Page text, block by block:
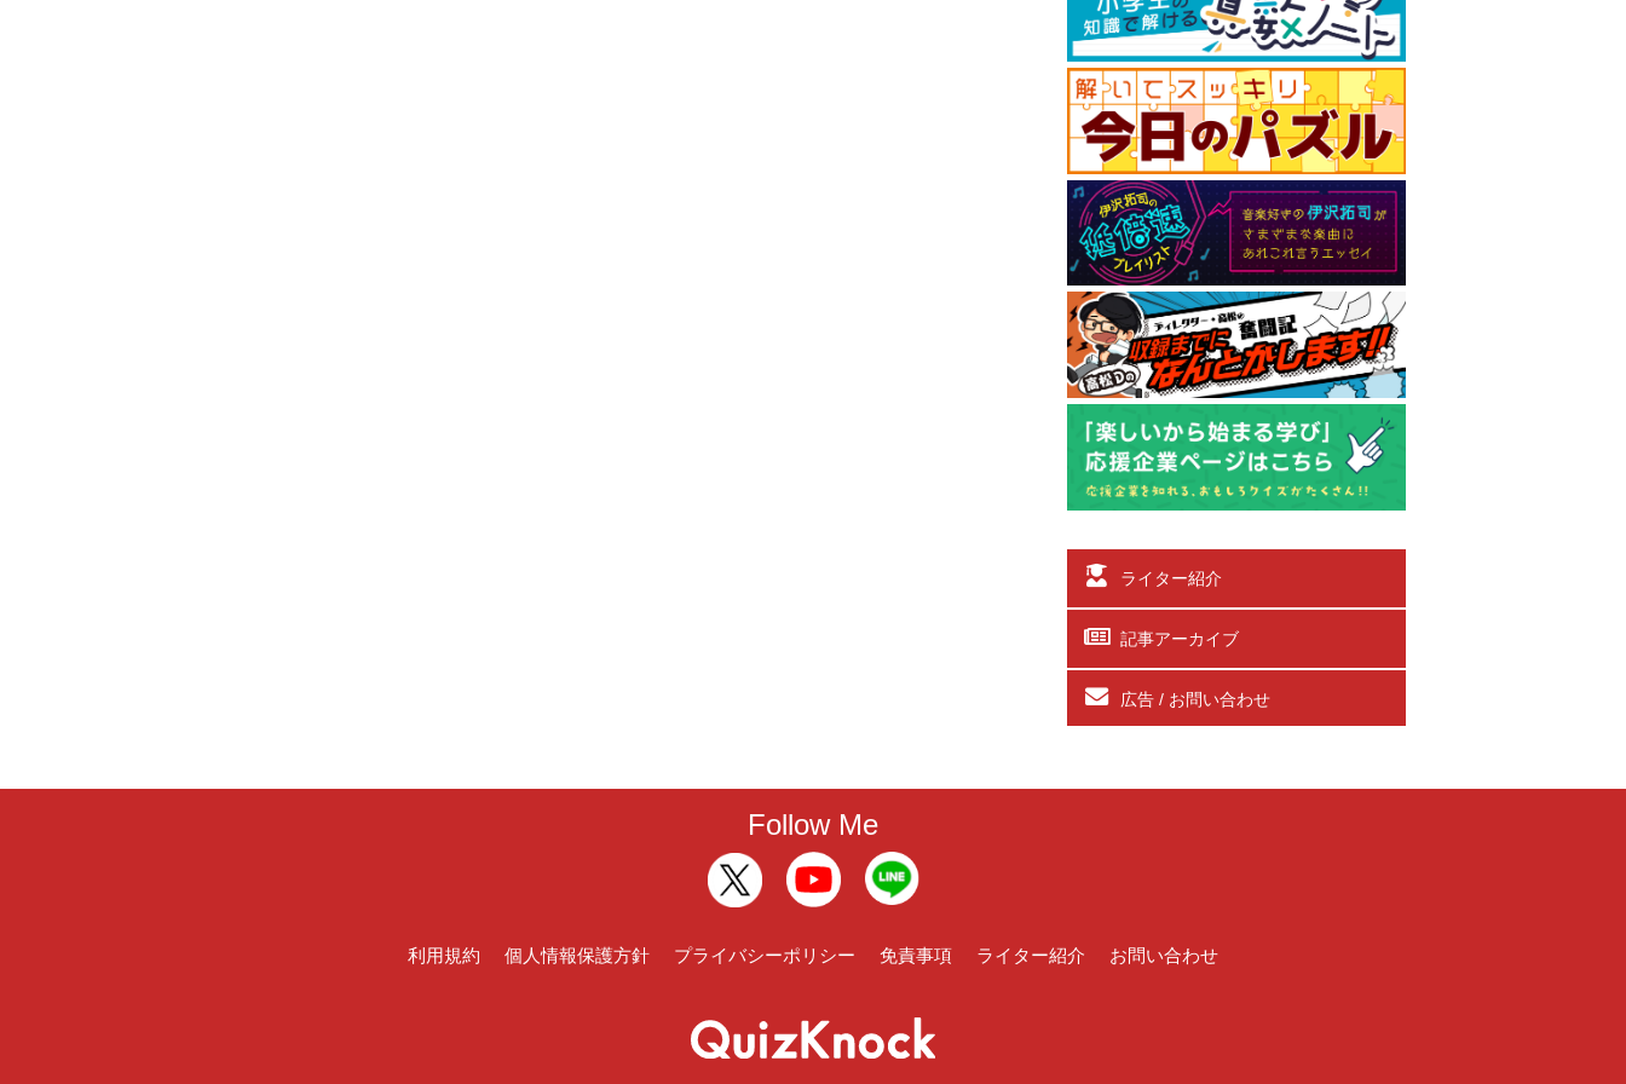
ライター紹介
記事アーカイブ
広告 / お問い合わせ
Follow Me
利用規約 個人情報保護方針 プライバシーポリシー 免責事項 ライター紹介 お問い合わせ